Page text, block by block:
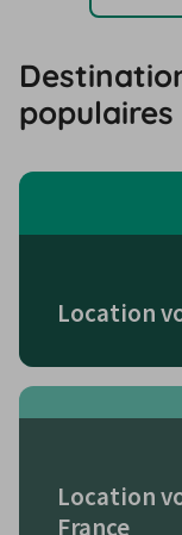
populaires
Location
Location
France